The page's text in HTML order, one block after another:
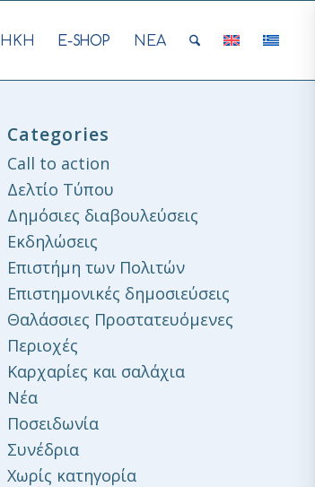
E-SHOP ΝΕΑ
Categories
Call to action
Δελτίο Τύπου
Δημόσιες διαβουλεύσεις
Εκδηλώσεις
Επιστήμη των Πολιτών
Επιστημονικές δημοσιεύσεις
Θαλάσσιες Προστατευόμενες
Περιοχές
Καρχαρίες και σαλάχια
Νέα
Ποσειδωνία
Συνέδρια
Χωρίς κατηγορία